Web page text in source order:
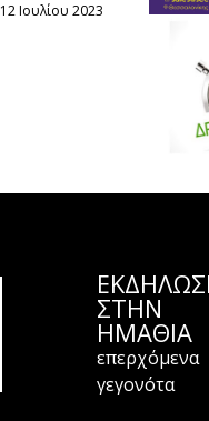
12 Ιουλίου 2023
ΣΤΗΝ
ΗΜΑΘΊΑ
επερχόμενα
γεγονότα